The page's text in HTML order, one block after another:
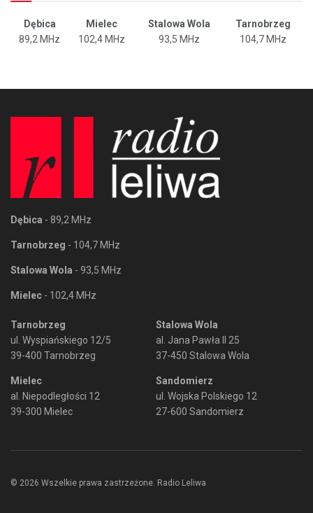
Dębica Mielec Stalowa Wola
Tarnobrzeg
89,2 MHz
102,4 MHz 93,5 MHz 104,7 MHz
Dębica - 89,2 MHz
Tarnobrzeg - 104,7 MHz
Stalowa Wola - 93,5 MHz
Mielec - 102,4 MHz
Tarnobrzeg
ul. Wyspiańskiego 12/5
39-400 Tarnobrzeg
Mielec
al. Niepodległości 12
39-300 Mielec
Stalowa Wola
al. Jana Pawła II 25
37-450 Stalowa Wola
Sandomierz
ul. Wojska Polskiego 12
27-600 Sandomierz
© 2026 Wszelkie prawa zastrzeżone. Radio Leliwa